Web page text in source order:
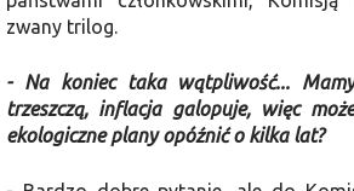
zwany trilog.
- Na koniec taka wątpliwość...
trzeszczą, inflacja galopuje, więc
ekologiczne plany opóźnić o kilka lat?